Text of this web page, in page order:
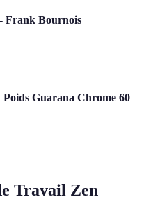
Frank Bournois
Guarana Chrome 60
Travail Zen